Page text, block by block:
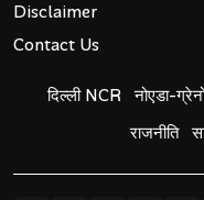
Disclaimer
Contact Us
दिल्ली NCR नोएडा-
राजनीति